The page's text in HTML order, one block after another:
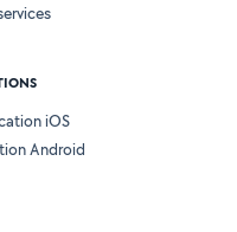
iOS
Android